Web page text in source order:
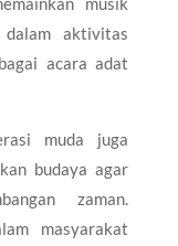
dalam aktivitas
acara adat
muda juga
budaya agar
zaman.
masyarakat